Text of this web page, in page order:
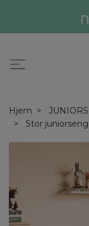
Hjem
Stor